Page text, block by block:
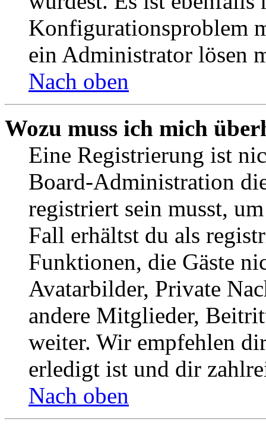
Konfigurationsproblem
ein Administrator lösen
Nach oben
Wozu muss ich mich
Eine Registrierung ist
Board-Administration
registriert sein musst,
Fall erhältst du als
Funktionen, die Gäste
Avatarbilder, Private
andere Mitglieder,
weiter. Wir empfehlen
erledigt ist und dir
Nach oben